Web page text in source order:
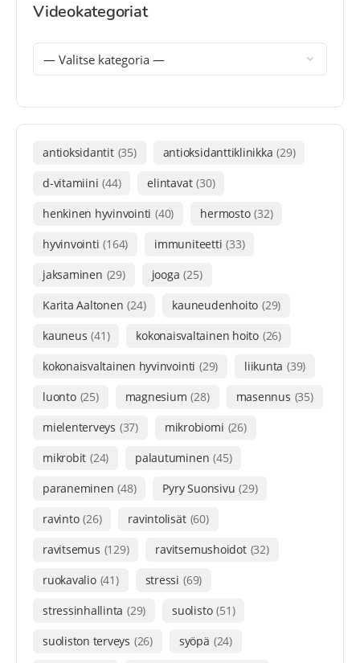
Videokategoriat
antioksidantit (35) antioksidanttiklinikka (29)
d-vitamiini (44) elintavat (30)
henkinen hyvinvointi (40) hermosto (32)
hyvinvointi (164) immuniteetti (33)
jaksaminen (29) jooga (25)
Karita Aaltonen (24) kauneudenhoito (29)
kauneus (41) kokonaisvaltainen hoito (26)
kokonaisvaltainen hyvinvointi (29) liikunta (39)
luonto (25) magnesium (28) masennus (35)
mielenterveys (37) mikrobiomi (26)
mikrobit (24) palautuminen (45)
paraneminen (48) Pyry Suonsivu (29)
ravinto (26) ravintolisät (60)
ravitsemus (129) ravitsemushoidot (32)
ruokavalio (41) stressi (69)
stressinhallinta (29) suolisto (51)
suoliston terveys (26) syöpä (24)